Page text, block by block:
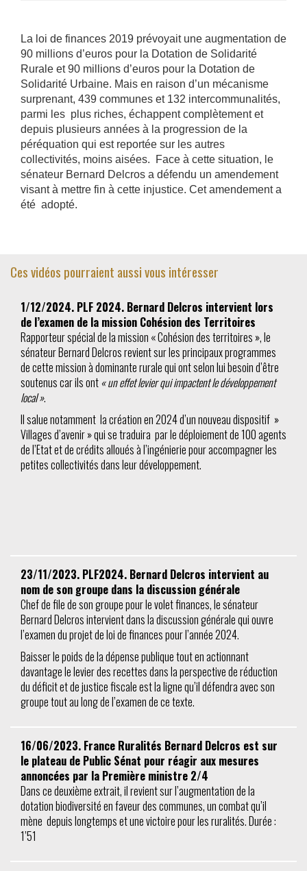
La loi de finances 2019 prévoyait une augmentation de
90 millions d’euros pour la Dotation de Solidarité
Rurale et 90 millions d’euros pour la Dotation de
Solidarité Urbaine. Mais en raison d’un mécanisme
surprenant, 439 communes et 132 intercommunalités,
parmi les plus riches, échappent complètement et
depuis plusieurs années à la progression de la
péréquation qui est reportée sur les autres
collectivités, moins aisées. Face à cette situation, le
sénateur Bernard Delcros a défendu un amendement
visant à mettre fin à cette injustice. Cet amendement a
été adopté.
Ces vidéos pourraient aussi vous intéresser
1/12/2024. PLF 2024. Bernard Delcros intervient lors
de l’examen de la mission Cohésion des Territoires
Rapporteur spécial de la mission « Cohésion des territoires », le
sénateur Bernard Delcros revient sur les principaux programmes
de cette mission à dominante rurale qui ont selon lui besoin d’être
soutenus car ils ont « un effet levier qui impactent le développement
local ».
Il salue notamment la création en 2024 d’un nouveau dispositif »
Villages d’avenir » qui se traduira par le déploiement de 100 agents
de l’Etat et de crédits alloués à l’ingénierie pour accompagner les
petites collectivités dans leur développement.
23/11/2023. PLF2024. Bernard Delcros intervient au
nom de son groupe dans la discussion générale
Chef de file de son groupe pour le volet finances, le sénateur
Bernard Delcros intervient dans la discussion générale qui ouvre
l’examen du projet de loi de finances pour l’année 2024.
Baisser le poids de la dépense publique tout en actionnant
davantage le levier des recettes dans la perspective de réduction
du déficit et de justice fiscale est la ligne qu’il défendra avec son
groupe tout au long de l’examen de ce texte.
16/06/2023. France Ruralités Bernard Delcros est sur
le plateau de Public Sénat pour réagir aux mesures
annoncées par la Première ministre 2/4
Dans ce deuxième extrait, il revient sur l’augmentation de la
dotation biodiversité en faveur des communes, un combat qu’il
mène depuis longtemps et une victoire pour les ruralités. Durée :
1’51